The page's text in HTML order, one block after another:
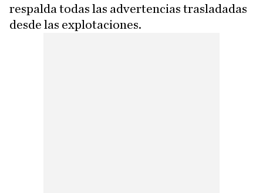
respalda todas las advertencias trasladadas
desde las explotaciones.